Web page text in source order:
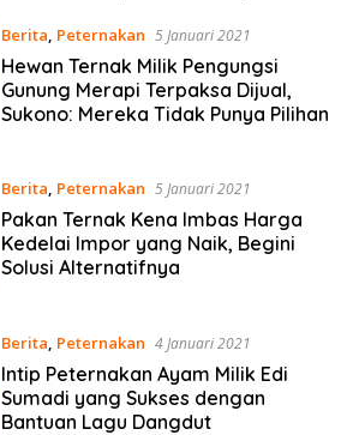
Berita, Peternakan 5 Januari 2021
Hewan Ternak Milik Pengungsi
Gunung Merapi Terpaksa Dijual,
Sukono: Mereka Tidak Punya Pilihan
Berita, Peternakan 5 Januari 2021
Pakan Ternak Kena Imbas Harga
Kedelai Impor yang Naik, Begini
Solusi Alternatifnya
Berita, Peternakan 4 Januari 2021
Intip Peternakan Ayam Milik Edi
Sumadi yang Sukses dengan
Bantuan Lagu Dangdut